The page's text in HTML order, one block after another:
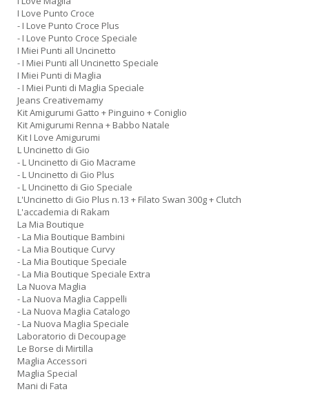
I Love Punto Croce
- I Love Punto Croce Plus
- I Love Punto Croce Speciale
I Miei Punti all Uncinetto
- I Miei Punti all Uncinetto Speciale
I Miei Punti di Maglia
- I Miei Punti di Maglia Speciale
Jeans Creativemamy
Kit Amigurumi Gatto + Pinguino + Coniglio
Kit Amigurumi Renna + Babbo Natale
Kit I Love Amigurumi
L Uncinetto di Gio
- L Uncinetto di Gio Macrame
- L Uncinetto di Gio Plus
- L Uncinetto di Gio Speciale
L'Uncinetto di Gio Plus n.13 + Filato Swan 300g + Clutch
L'accademia di Rakam
La Mia Boutique
- La Mia Boutique Bambini
- La Mia Boutique Curvy
- La Mia Boutique Speciale
- La Mia Boutique Speciale Extra
La Nuova Maglia
- La Nuova Maglia Cappelli
- La Nuova Maglia Catalogo
- La Nuova Maglia Speciale
Laboratorio di Decoupage
Le Borse di Mirtilla
Maglia Accessori
Maglia Special
Mani di Fata